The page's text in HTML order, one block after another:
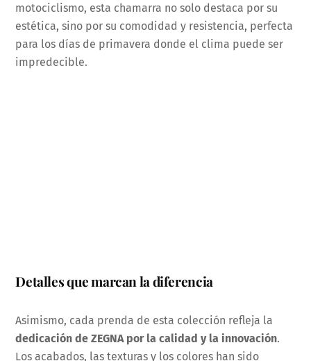
motociclismo, esta chamarra no solo destaca por su
estética, sino por su comodidad y resistencia, perfecta
para los días de primavera donde el clima puede ser
impredecible.
Detalles que marcan la diferencia
Asimismo, cada prenda de esta colección refleja la
dedicación de ZEGNA por la calidad y la innovación.
Los acabados, las texturas y los colores han sido